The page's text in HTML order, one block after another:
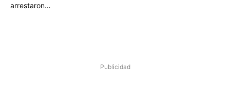
arrestaron…
Publicidad